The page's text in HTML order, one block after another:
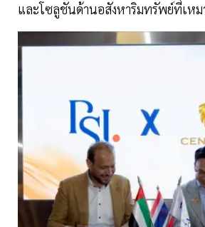
และโซลูชันด้านอสังหาริมทรัพย์ที่เหม